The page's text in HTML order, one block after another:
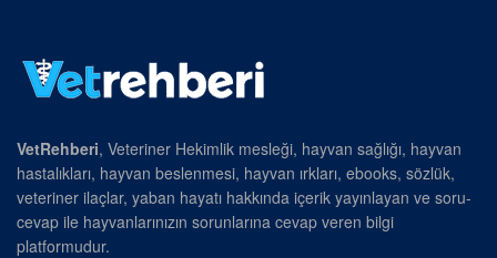
VetRehberi, Veteriner Hekimlik mesleği, hayvan sağlığı, hayvan
hastalıkları, hayvan beslenmesi, hayvan ırkları, ebooks, sözlük,
veteriner ilaçlar, yaban hayatı hakkında içerik yayınlayan ve soru-
cevap ile hayvanlarınızın sorunlarına cevap veren bilgi
platformudur.